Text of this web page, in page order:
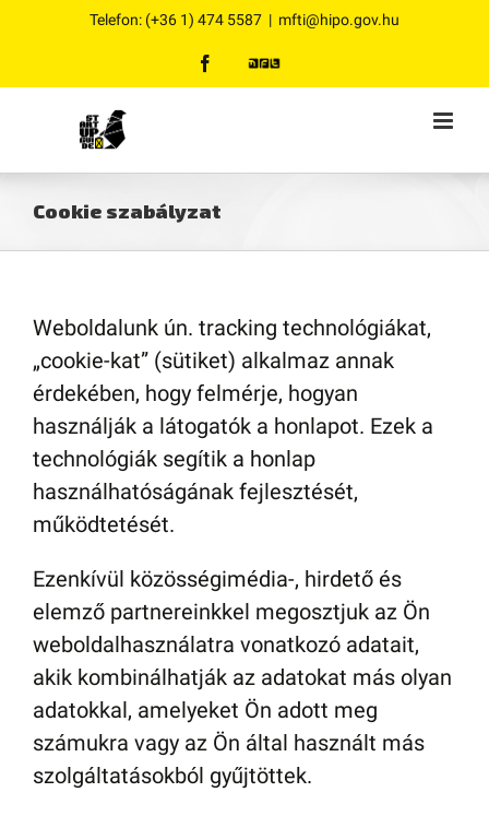
Telefon: (+36 1) 474 5587 | mfti@hipo.gov.hu
facebook
Magyar
Cookie szabályzat
Weboldalunk ún. tracking technológiákat,
„cookie-kat” (sütiket) alkalmaz annak
érdekében, hogy felmérje, hogyan
használják a látogatók a honlapot. Ezek a
technológiák segítik a honlap
használhatóságának fejlesztését,
működtetését.
Ezenkívül közösségimédia-, hirdető és
elemző partnereinkkel megosztjuk az Ön
weboldalhasználatra vonatkozó adatait,
akik kombinálhatják az adatokat más olyan
adatokkal, amelyeket Ön adott meg
számukra vagy az Ön által használt más
szolgáltatásokból gyűjtöttek.